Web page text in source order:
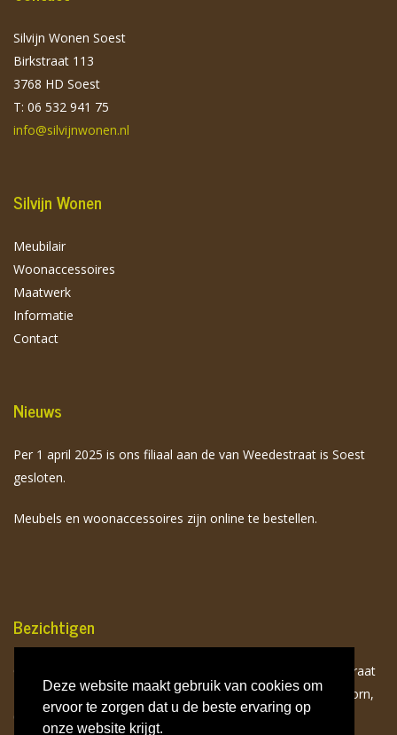
Deze website maakt gebruik van cookies om
ervoor te zorgen dat u de beste ervaring op
onze website krijgt.
Silvijn Wonen Soest
Birkstraat 113
3768 HD Soest
T: 06 532 941 75
info@silvijnwonen.nl
Silvijn Wonen
Meubilair
Woonaccessoires
Maatwerk
Informatie
Contact
Nieuws
Per 1 april 2025 is ons filiaal aan de van Weedestraat is Soest
gesloten.
Meubels en woonaccessoires zijn online te bestellen.
Bezichtigen
Onze meubels zijn op afspraak te bezichtigen aan de Birkstraat
113 te Soest. Neem hiervoor contact op met Toon van Doorn,
06 532 941 75.